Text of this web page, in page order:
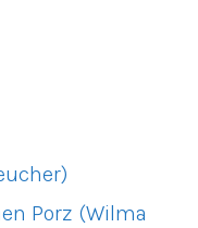
Porz (Wilma